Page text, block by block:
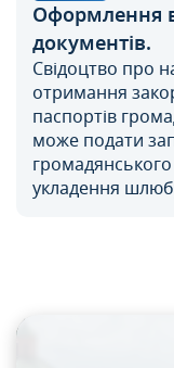
Оформлення
документів.
Свідоцтво про
отримання
паспортів
може подати
укладення